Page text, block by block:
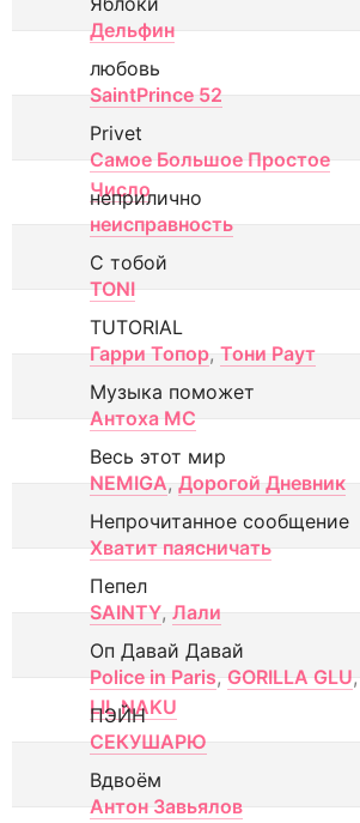
Дельфин
любовь
SaintPrince 52
Privet
Самое Большое Простое
Число
неприлично
неисправность
С тобой
TONI
TUTORIAL
Гарри Топор, Тони Раут
Музыка поможет
Антоха МС
Весь этот мир
NEMIGA, Дорогой Дневник
Непрочитанное сообщение
Хватит паясничать
Пепел
SAINTY, Лали
Оп Давай Давай
Police in Paris, GORILLA GLU,
LIL NAKU
ПЭЙН
СЕКУШАРЮ
Вдвоём
Антон Завьялов